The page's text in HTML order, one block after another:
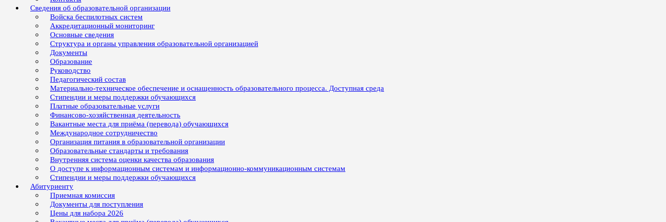
Сведения об образовательной организации
Войска беспилотных систем
Аккредитационный мониторинг
Основные сведения
Структура и органы управления образовательной организацией
Документы
Образование
Руководство
Педагогический состав
Материально-техническое обеспечение и оснащенность образовательного процесса. Доступная среда
Стипендии и меры поддержки обучающихся
Платные образовательные услуги
Финансово-хозяйственная деятельность
Вакантные места для приёма (перевода) обучающихся
Международное сотрудничество
Организация питания в образовательной организации
Образовательные стандарты и требования
Внутренняя система оценки качества образования
О доступе к информационным системам и информационно-коммуникационным системам
Стипендии и меры поддержки обучающихся
Абитуриенту
Приемная комиссия
Документы для поступления
Цены для набора 2026